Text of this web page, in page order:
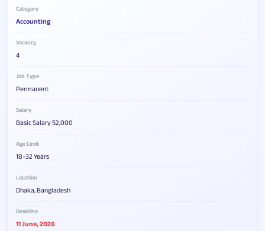
Category
Accounting
Vacancy
4
Job Type
Permanent
Salary
Basic Salary 52,000
Age Limit
18-32 Years
Location
Dhaka, Bangladesh
Deadline
11 June, 2026